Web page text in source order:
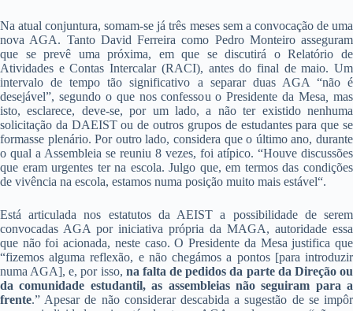
Na atual conjuntura, somam-se já três meses sem a convocação de uma
nova AGA. Tanto David Ferreira como Pedro Monteiro asseguram
que se prevê uma próxima, em que se discutirá o Relatório de
Atividades e Contas Intercalar (RACI), antes do final de maio. Um
intervalo de tempo tão significativo a separar duas AGA “não é
desejável”, segundo o que nos confessou o Presidente da Mesa ,mas
isto, esclarece, deve-se, por um lado, a não ter existido nenhuma
solicitação da DAEIST ou de outros grupos de estudantes para que se
formasse plenário. Por outro lado, considera que o último ano, durante
o qual a Assembleia se reuniu 8 vezes, foi atípico. “Houve discussões
que eram urgentes ter na escola. Julgo que, em termos das condições
de vivência na escola, estamos numa posição muito mais estável“.
Está articulada nos estatutos da AEIST a possibilidade de serem
convocadas AGA por iniciativa própria da MAGA, autoridade essa
que não foi acionada, neste caso. O Presidente da Mesa justifica que
“fizemos alguma reflexão, e não chegámos a pontos [para introduzir
numa AGA], e, por isso, na falta de pedidos da parte da Direção ou
da comunidade estudantil, as assembleias não seguiram para a
frente.” Apesar de não considerar descabida a sugestão de se impôr